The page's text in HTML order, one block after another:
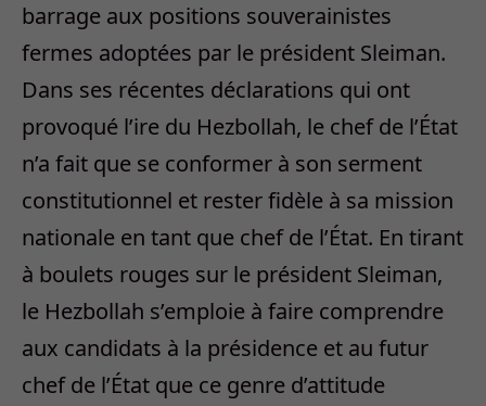
barrage aux positions souverainistes
fermes adoptées par le président Sleiman.
Dans ses récentes déclarations qui ont
provoqué l’ire du Hezbollah, le chef de l’État
n’a fait que se conformer à son serment
constitutionnel et rester fidèle à sa mission
nationale en tant que chef de l’État. En tirant
à boulets rouges sur le président Sleiman,
le Hezbollah s’emploie à faire comprendre
aux candidats à la présidence et au futur
chef de l’État que ce genre d’attitude